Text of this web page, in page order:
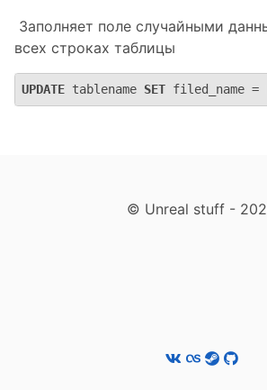
Заполняет поле случайными
всех строках таблицы
UPDATE tablename SET filed_name =
© Unreal stuff -